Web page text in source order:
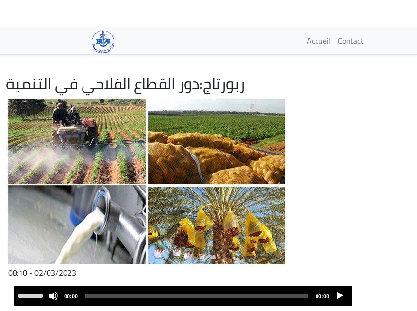
contenu
principal
Navigation
Accueil Contact
ربورتاج:دور القطاع الفلاحي في التنمية
02/03/2023 - 08:10
Fichier
audio
Player
00:00
00:00